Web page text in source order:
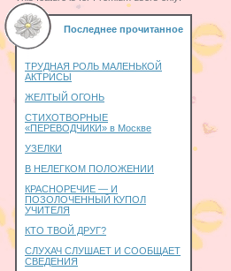
Последнее прочитанное
ТРУДНАЯ РОЛЬ МАЛЕНЬКОЙ
АКТРИСЫ
ЖЕЛТЫЙ ОГОНЬ
СТИХОТВОРНЫЕ
«ПЕРЕВОДЧИКИ» в Москве
УЗЕЛКИ
В НЕЛЕГКОМ ПОЛОЖЕНИИ
КРАСНОРЕЧИЕ — И
ПОЗОЛОЧЕННЫЙ КУПОЛ
УЧИТЕЛЯ
КТО ТВОЙ ДРУГ?
СЛУХАЧ СЛУШАЕТ И СООБЩАЕТ
СВЕДЕНИЯ